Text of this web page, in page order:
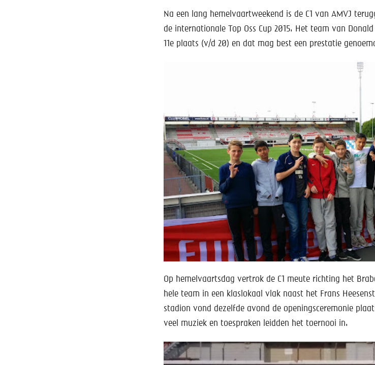
Na een lang hemelvaartweekend is de C1 van AMVJ
de internationale Top Oss Cup 2015. Het team van
11e plaats (v/d 20) en dat mag best een prestatie
Op hemelvaartsdag vertrok de C1 meute richting het
hele team in een klaslokaal vlak naast het Frans
stadion vond dezelfde avond de openingsceremonie
veel muziek en toespraken leidden het toernooi in.